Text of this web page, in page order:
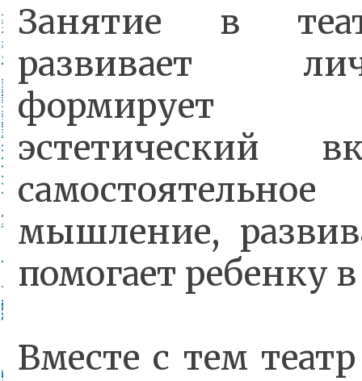
Занятие в
развивает
формирует
эстетический
мышление,
помогает ребенку
Вместе с тем